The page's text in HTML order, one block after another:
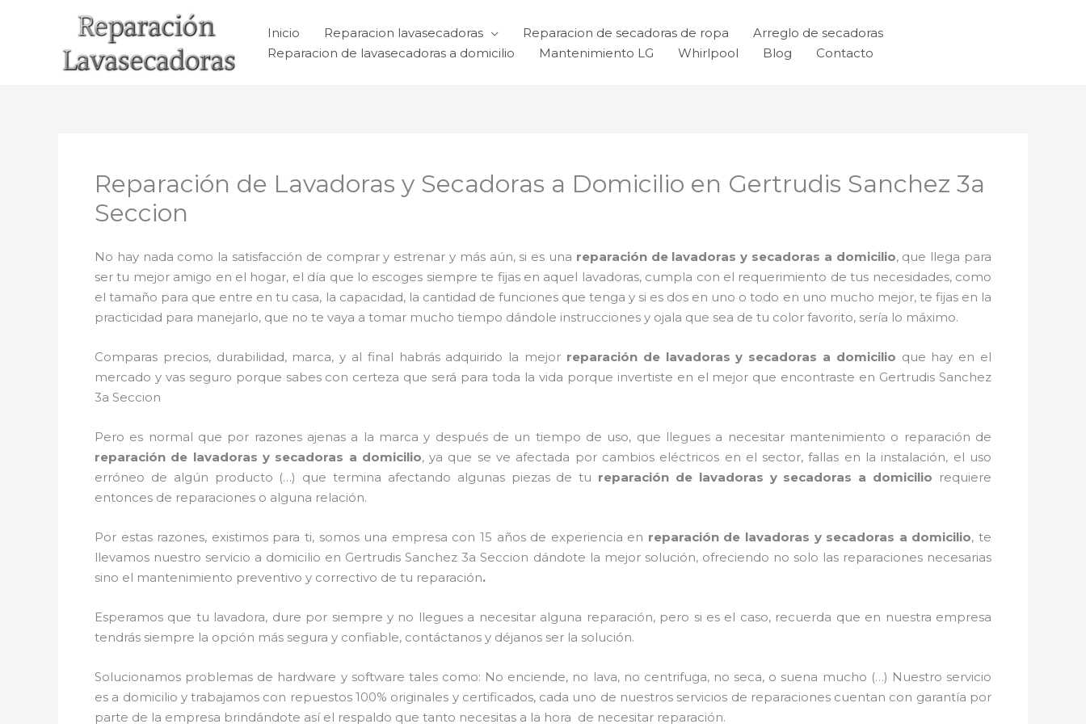
Inicio Reparacion lavasecadoras Reparacion de secadoras de ropa
Arreglo de secadoras
Reparacion de lavasecadoras a domicilio
Mantenimiento LG Whirlpool Blog Contacto
Reparación de Lavadoras y Secadoras a Domicilio en Gertrudis Sanchez 3a
Seccion
No hay nada como la satisfacción de comprar y estrenar y más aún, si es una reparación de lavadoras y secadoras a domicilio, que llega para
ser tu mejor amigo en el hogar, el día que lo escoges siempre te fijas en aquel lavadoras, cumpla con el requerimiento de tus necesidades, como
el tamaño para que entre en tu casa, la capacidad, la cantidad de funciones que tenga y si es dos en uno o todo en uno mucho mejor, te fijas en la
practicidad para manejarlo, que no te vaya a tomar mucho tiempo dándole instrucciones y ojala que sea de tu color favorito, sería lo máximo.
Comparas precios, durabilidad, marca, y al final habrás adquirido la mejor reparación de lavadoras y secadoras a domicilio que hay en el
mercado y vas seguro porque sabes con certeza que será para toda la vida porque invertiste en el mejor que encontraste en Gertrudis Sanchez
3a Seccion
Pero es normal que por razones ajenas a la marca y después de un tiempo de uso, que llegues a necesitar mantenimiento o reparación de
reparación de lavadoras y secadoras a domicilio, ya que se ve afectada por cambios eléctricos en el sector, fallas en la instalación, el uso
erróneo de algún producto (…) que termina afectando algunas piezas de tu reparación de lavadoras y secadoras a domicilio requiere
entonces de reparaciones o alguna relación.
Por estas razones, existimos para ti, somos una empresa con 15 años de experiencia en reparación de lavadoras y secadoras a domicilio, te
llevamos nuestro servicio a domicilio en Gertrudis Sanchez 3a Seccion dándote la mejor solución, ofreciendo no solo las reparaciones necesarias
sino el mantenimiento preventivo y correctivo de tu reparación.
Esperamos que tu lavadora, dure por siempre y no llegues a necesitar alguna reparación, pero si es el caso, recuerda que en nuestra empresa
tendrás siempre la opción más segura y confiable, contáctanos y déjanos ser la solución.
Solucionamos problemas de hardware y software tales como: No enciende, no lava, no centrifuga, no seca, o suena mucho (…) Nuestro servicio
es a domicilio y trabajamos con repuestos 100% originales y certificados, cada uno de nuestros servicios de reparaciones cuentan con garantía por
parte de la empresa brindándote así el respaldo que tanto necesitas a la hora de necesitar reparación.